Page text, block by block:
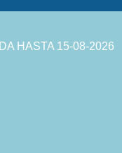
HASTA 15-08-2026